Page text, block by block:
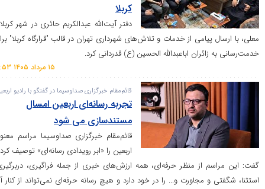
کربلا
دفتر آیت‌الله عبدالکریم حائری در شهر کربلای
از خدمات و تلاش‌های شهرداری تهران در قالب "قرارگاه کربلا" برای
اباعبدالله الحسین (ع) قدردانی کرد.
قائم‌مقام خبرگزاری صداوسیما در گفتگو با رادیو اربعین:
تجربه رسانه‌ای اربعین امسال
مستندسازی می شود
قائم‌مقام خبرگزاری صداوسیما مراسم معنوی
اربعین را «ابر رویدادی رسانه‌ای» توصیف کرد و
از منظر حرفه‌ای، همه ارزش‌های خبری از جمله فراگیری، دربرگیری،
مجاورت و... را در خود دارد و هیچ رسانه حرفه‌ای نمی‌تواند از کنار آن